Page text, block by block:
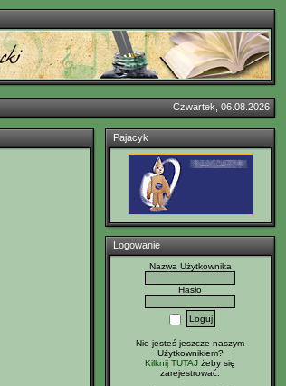
Czwartek, 06.08.2026
Pajacyk
Logowanie
Nazwa Użytkownika
Hasło
Nie jesteś jeszcze naszym
Użytkownikiem?
Kilknij TUTAJ żeby się
zarejestrować.